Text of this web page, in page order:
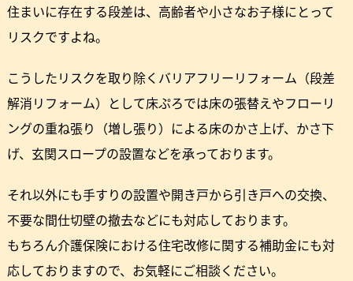
住まいに存在する段差は、高齢者や小さなお子様にとって
リスクですよね。
こうしたリスクを取り除くバリアフリーリフォーム（段差
解消リフォーム）として床ぷろでは床の張替えやフローリ
ングの重ね張り（増し張り）による床のかさ上げ、かさ下
げ、玄関スロープの設置などを承っております。
それ以外にも手すりの設置や開き戸から引き戸への交換、
不要な間仕切壁の撤去などにも対応しております。
もちろん介護保険における住宅改修に関する補助金にも対
応しておりますので、お気軽にご相談ください。